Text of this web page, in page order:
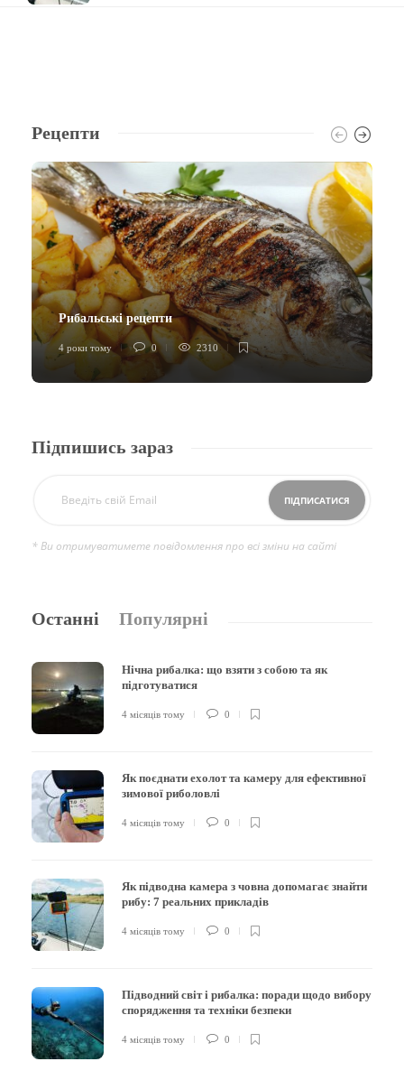
Рецепти
Рибальські рецепти
4 роки тому 0 2310
Підпишись зараз
* Ви отримуватимете повідомлення про всі зміни на сайті
Останні Популярні
Нічна рибалка: що взяти з собою та як
підготуватися
4 місяців тому 0
Як поєднати ехолот та камеру для ефективної
зимової риболовлі
4 місяців тому 0
Як підводна камера з човна допомагає знайти
рибу: 7 реальних прикладів
4 місяців тому 0
Підводний світ і рибалка: поради щодо вибору
спорядження та техніки безпеки
4 місяців тому 0